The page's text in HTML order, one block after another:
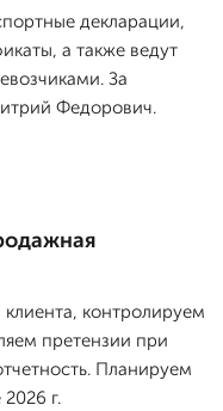
декларации,
а также ведут
За
Федорович.
контролируем
претензии при
Планируем
г.